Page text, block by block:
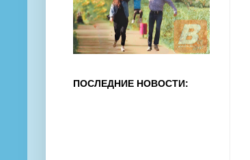
ПОСЛЕДНИЕ НОВОСТИ: